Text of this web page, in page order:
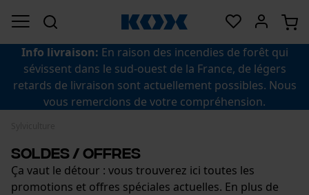
Info livraison: En raison des incendies de forêt qui
sévissent dans le sud-ouest de la France, de légers
retards de livraison sont actuellement possibles. Nous
vous remercions de votre compréhension.
Soldes / Offres
Ça vaut le détour : vous trouverez ici toutes les
promotions et offres spéciales actuelles. En plus de